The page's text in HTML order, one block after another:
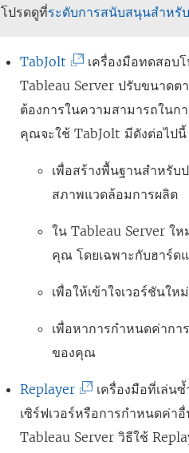
โปรดดูที่ระดับการสนับสนุนสำหรั
TabJolt (
ลิ
ง
ก์
ปิ
ด
น
ห
น้
ต่
า
ง
เครื่องมือทดสอบ
Tableau Server ปรับขนาด
ต้องการในความสามารถใน
คุณจะใช้ TabJolt มีดังต่อไปนี้
เพื่อสร้างพื้นฐานสำหรับ
สภาพแวดล้อมการผลิต
ใน Tableau Server ให
คุณ โดยเฉพาะกับฮาร์
เพื่อให้เข้าใจเวอร์ชันใ
เพื่อหาการกำหนดค่ากา
ของคุณ
Replayer(
ลิ
ง
เครื่องมือที่เล่น
เซิร์ฟเวอร์หรือการกำหนดค่า
Tableau Server วิธีใช้